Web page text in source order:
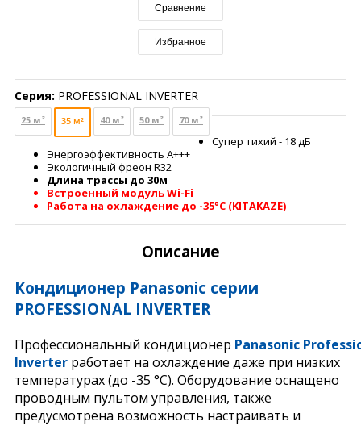
Сравнение
Избранное
Серия: PROFESSIONAL INVERTER
25 м² 35 м² 40 м² 50 м² 70 м²
Супер тихий - 18 дБ
Энергоэффективность А+++
Экологичный фреон R32
Длина трассы до 30м
Встроенный модуль Wi-Fi
Работа на охлаждение до -35°С (KITAKAZE)
Описание
Кондиционер Panasonic серии
PROFESSIONAL INVERTER
Профессиональный кондиционер Panasonic
Inverter работает на охлаждение даже при низких
температурах (до -35 °С). Оборудование оснащено
проводным пультом управления, также
предусмотрена возможность настраивать и